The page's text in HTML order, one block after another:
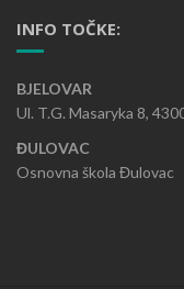
INFO TOČKE:
BJELOVAR
Ul. T.G. Masaryka 8,
ĐULOVAC
Osnovna škola Đulovac